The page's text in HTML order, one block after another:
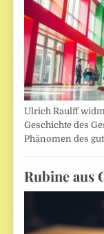
Ulrich Raulff
Geschichte des
Phänomen des
Rubine aus